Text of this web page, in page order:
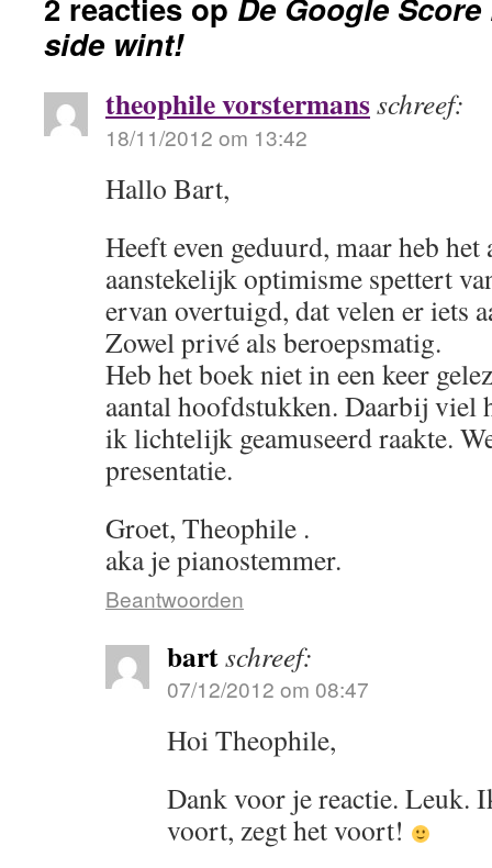
side wint!
theophile vorstermansschreef:
18/11/2012 om 13:42
Hallo Bart,
Heeft even geduurd, maar heb
aanstekelijk optimisme spettert
ervan overtuigd, dat velen er iets
Zowel privé als beroepsmatig.
Heb het boek niet in een keer
aantal hoofdstukken. Daarbij viel
ik lichtelijk geamuseerd raakte.
presentatie.
Groet, Theophile .
aka je pianostemmer.
Beantwoorden
bartschreef:
07/12/2012 om 08:47
Hoi Theophile,
Dank voor je reactie. Leuk.
voort, zegt het voort!